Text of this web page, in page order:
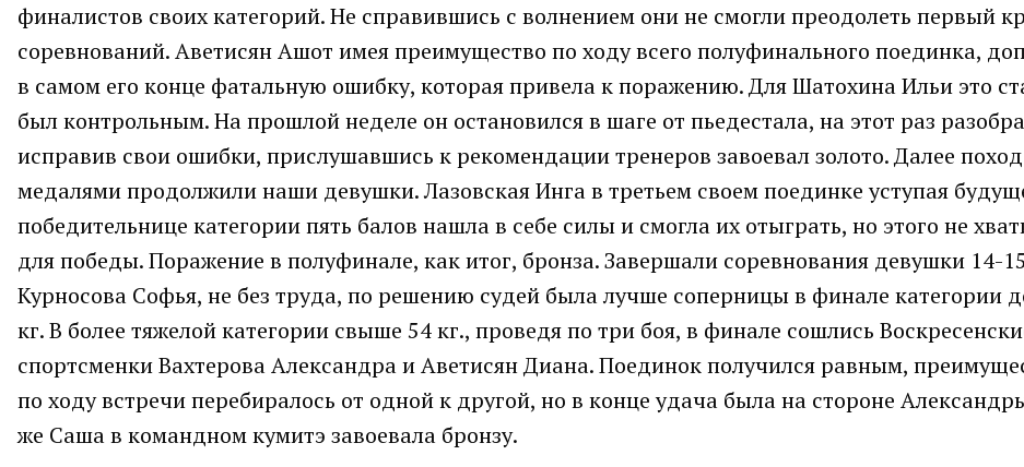
финалистов своих категорий. Не справившись с волнением они не смогли преодолеть первый
соревнований. Аветисян Ашот имея преимущество по ходу всего полуфинального поединка,
в самом его конце фатальную ошибку, которая привела к поражению. Для Шатохина Ильи это
был контрольным. На прошлой неделе он остановился в шаге от пьедестала, на этот раз
исправив свои ошибки, прислушавшись к рекомендации тренеров завоевал золото. Далее
медалями продолжили наши девушки. Лазовская Инга в третьем своем поединке уступая
победительнице категории пять балов нашла в себе силы и смогла их отыграть, но этого не
для победы. Поражение в полуфинале, как итог, бронза. Завершали соревнования девушки 14-
Курносова Софья, не без труда, по решению судей была лучше соперницы в финале категории
кг. В более тяжелой категории свыше 54 кг., проведя по три боя, в финале сошлись
спортсменки Вахтерова Александра и Аветисян Диана. Поединок получился равным,
по ходу встречи перебиралось от одной к другой, но в конце удача была на стороне
же Саша в командном кумитэ завоевала бронзу.